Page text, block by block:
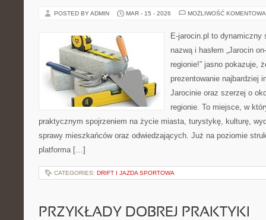
POSTED BY ADMIN MAR - 15 - 2026 MOŻLIWOŚĆ
E-jarocin.pl to
nazwą i hasłem „Jarocin
regionie!” jasno pokazuje,
prezentowanie najbardziej
Jarocinie oraz szerzej o
regionie. To miejsce, w
praktycznym spojrzeniem na życie miasta, turystykę, kulturę,
sprawy mieszkańców oraz odwiedzających. Już na poziomie
platforma […]
CATEGORIES: DRIFT I JAZDA SPORTOWA
PRZYKŁADY DOBREJ PRAKTYKI